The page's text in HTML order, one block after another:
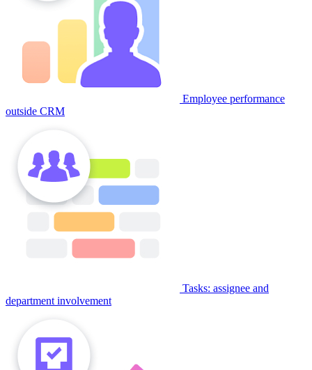
Employee performance
outside CRM
Tasks: assignee and
department involvement